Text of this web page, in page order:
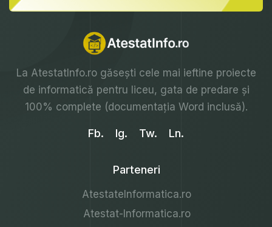
La AtestatInfo.rogăsești cele mai ieftine proiecte
de informatică pentru liceu, gata de predare și
100% complete (documentația Word inclusă).
Fb. Ig. Tw. Ln.
Parteneri
AtestateInformatica.ro
Atestat-Informatica.ro